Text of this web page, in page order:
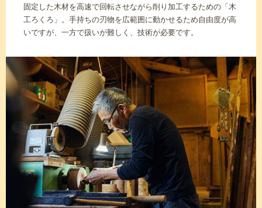
固定した木材を高速で回転させながら削り加工するための「木
工ろくろ」。手持ちの刃物を広範囲に動かせるため自由度が高
いですが、一方で扱いが難しく、技術が必要です。